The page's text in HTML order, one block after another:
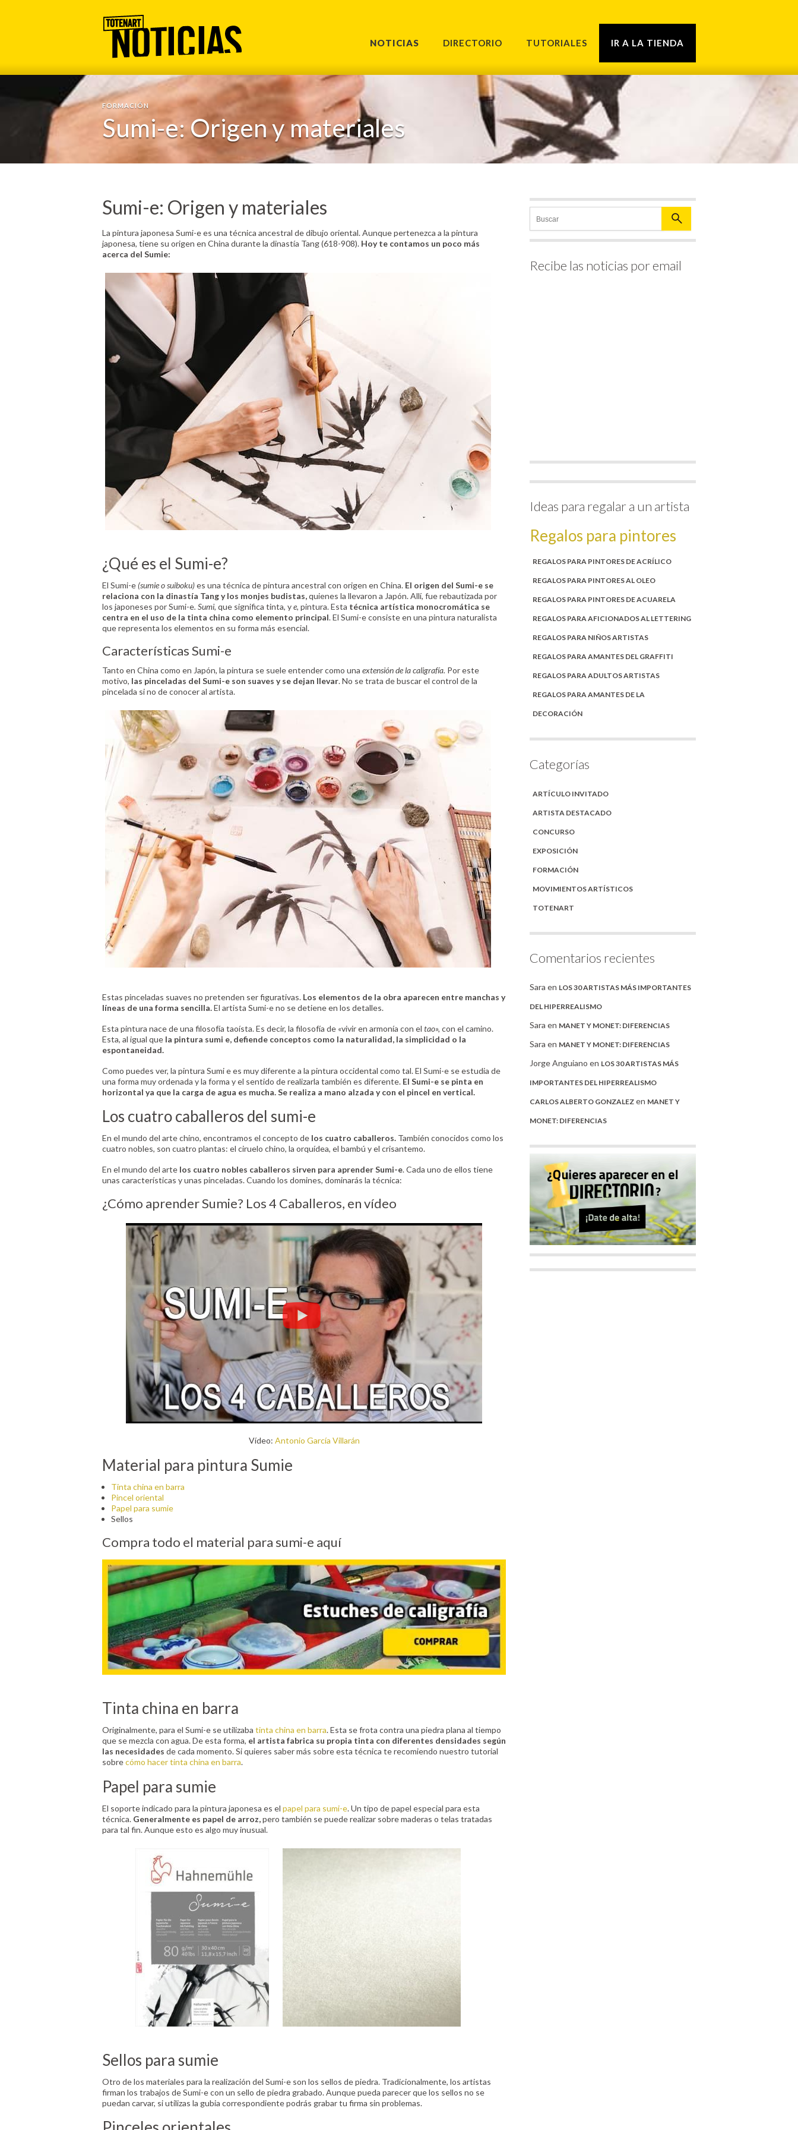
NOTICIAS DIRECTORIO TUTORIALES IR A LA TIENDA
FORMACIÓN
Sumi-e: Origen y materiales
Sumi-e: Origen y materiales
La pintura japonesa Sumi-e es una técnica ancestral de dibujo oriental. Aunque pertenezca a la pintura
japonesa, tiene su origen en China durante la dinastía Tang (618-908). Hoy te contamos un poco más
acerca del Sumie:
¿Qué es el Sumi-e?
El Sumi-e (sumie o suiboku)es una técnica de pintura ancestral con origen en China. El origen del Sumi-e se
relaciona con la dinastía Tang y los monjes budistas,quienes la llevaron a Japón. Allí, fue rebautizada por
los japoneses por Sumi-e. Sumi, que significa tinta, ye, pintura. Esta técnica artística monocromática se
centra en el uso de la tinta china como elemento principal. El Sumi-e consiste en una pintura naturalista
que representa los elementos en su forma más esencial.
Características Sumi-e
Tanto en China como en Japón, la pintura se suele entender como una extensión de la caligrafía. Por este
motivo, las pinceladas del Sumi-e son suaves y se dejan llevar. No se trata de buscar el control de la
pincelada si no de conocer al artista.
Estas pinceladas suaves no pretenden ser figurativas. Los elementos de la obra aparecen entre manchas y
líneas de una forma sencilla.El artista Sumi-e no se detiene en los detalles.
Esta pintura nace de una filosofía taoísta. Es decir, la filosofía de «vivir en armonía con el tao», con el camino.
Esta, al igual que la pintura sumi e, defiende conceptos como la naturalidad, la simplicidad o la
espontaneidad.
Como puedes ver, la pintura Sumi e es muy diferente a la pintura occidental como tal. El Sumi-e se estudia de
una forma muy ordenada y la forma y el sentido de realizarla también es diferente. El Sumi-e se pinta en
horizontal ya que la carga de agua es mucha. Se realiza a mano alzada y con el pincel en vertical.
Los cuatro caballeros del sumi-e
En el mundo del arte chino, encontramos el concepto de los cuatro caballeros. También conocidos como los
cuatro nobles, son cuatro plantas: el ciruelo chino, la orquídea, el bambú y el crisantemo.
En el mundo del arte los cuatro nobles caballeros sirven para aprender Sumi-e. Cada uno de ellos tiene
unas características y unas pinceladas. Cuando los domines, dominarás la técnica:
¿Cómo aprender Sumie? Los 4 Caballeros, en vídeo
Vídeo: Antonio García Villarán
Material para pintura Sumie
Tinta china en barra
Pincel oriental
Papel para sumie
Sellos
Compra todo el material para sumi-e aquí
Tinta china en barra
Originalmente, para el Sumi-e se utilizaba tinta china en barra. Esta se frota contra una piedra plana al tiempo
que se mezcla con agua. De esta forma, el artista fabrica su propia tinta con diferentes densidades según
las necesidades de cada momento. Si quieres saber más sobre esta técnica te recomiendo nuestro tutorial
sobrecómo hacer tinta china en barra.
Papel para sumie
El soporte indicado para la pintura japonesa es el papel para sumi-e. Un tipo de papel especial para esta
técnica. Generalmente es papel de arroz,pero también se puede realizar sobre maderas o telas tratadas
para tal fin. Aunque esto es algo muy inusual.
Sellos para sumie
Otro de los materiales para la realización del Sumi-e son los sellos de piedra. Tradicionalmente, los artistas
firman los trabajos de Sumi-e con un sello de piedra grabado. Aunque pueda parecer que los sellos no se
puedan carvar, si utilizas la gubia correspondiente podrás grabar tu firma sin problemas.
Recibe las noticias por email
Ideas para regalar a un artista
Regalos para pintores
REGALOS PARA PINTORES DE ACRÍLICO
REGALOS PARA PINTORES AL OLEO
REGALOS PARA PINTORES DE ACUARELA
REGALOS PARA AFICIONADOS AL LETTERING
REGALOS PARA NIÑOS ARTISTAS
REGALOS PARA AMANTES DEL GRAFFITI
REGALOS PARA ADULTOS ARTISTAS
REGALOS PARA AMANTES DE LA
DECORACIÓN
Categorías
ARTÍCULO INVITADO
ARTISTA DESTACADO
CONCURSO
EXPOSICIÓN
FORMACIÓN
MOVIMIENTOS ARTÍSTICOS
TOTENART
Comentarios recientes
Sara en LOS 30 ARTISTAS MÁS IMPORTANTES
DEL HIPERREALISMO
Sara en MANET Y MONET: DIFERENCIAS
Sara en MANET Y MONET: DIFERENCIAS
Jorge Anguiano en LOS 30 ARTISTAS MÁS
IMPORTANTES DEL HIPERREALISMO
CARLOS ALBERTO GONZALEZ en MANET Y
MONET: DIFERENCIAS